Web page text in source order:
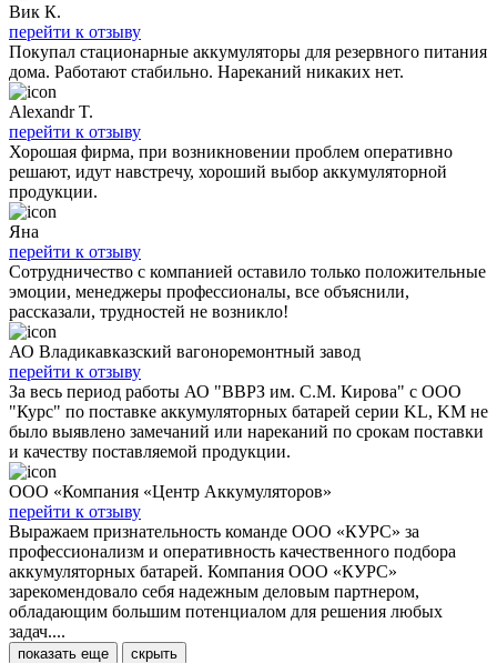
Вик К.
перейти к отзыву
Покупал стационарные аккумуляторы для резервного питания
дома. Работают стабильно. Нареканий никаких нет.
Alexandr T.
перейти к отзыву
Хорошая фирма, при возникновении проблем оперативно
решают, идут навстречу, хороший выбор аккумуляторной
продукции.
Яна
перейти к отзыву
Сотрудничество с компанией оставило только положительные
эмоции, менеджеры профессионалы, все объяснили,
рассказали, трудностей не возникло!
АО Владикавказский вагоноремонтный завод
перейти к отзыву
За весь период работы АО "ВВРЗ им. С.М. Кирова" с ООО
"Курс" по поставке аккумуляторных батарей серии KL, KM не
было выявлено замечаний или нареканий по срокам поставки
и качеству поставляемой продукции.
ООО «Компания «Центр Аккумуляторов»
перейти к отзыву
Выражаем признательность команде ООО «КУРС» за
профессионализм и оперативность качественного подбора
аккумуляторных батарей. Компания ООО «КУРС»
зарекомендовало себя надежным деловым партнером,
обладающим большим потенциалом для решения любых
задач....
показать еще скрыть